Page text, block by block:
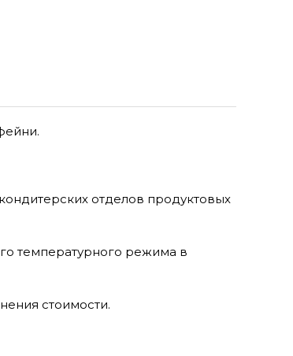
отделов продуктовых
температурного режима в
стоимости.